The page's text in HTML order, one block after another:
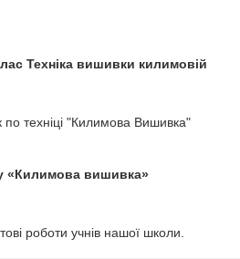
Техніка вишивки килимовій
техніці "Килимова Вишивка"
«Килимова вишивка»
роботи учнів нашої школи.